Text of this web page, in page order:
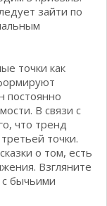
зайти по
точки как
постоянно
В связи с
что тренд
точки.
о том, есть
Взгляните
бычьими